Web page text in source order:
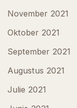
November 2021
Oktober 2021
September 2021
Augustus 2021
Julie 2021